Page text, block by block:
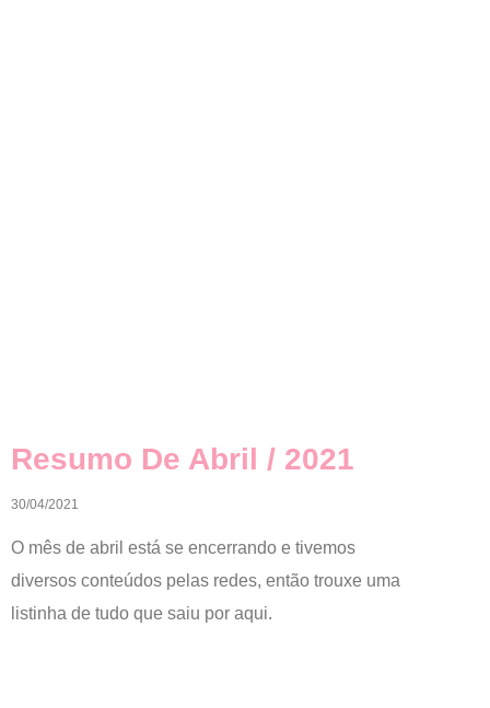
Resumo De Abril / 2021
30/04/2021
O mês de abril está se encerrando e tivemos
diversos conteúdos pelas redes, então trouxe uma
listinha de tudo que saiu por aqui.